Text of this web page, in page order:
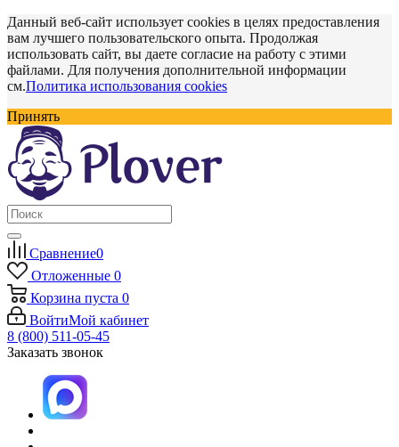
Данный веб-сайт использует cookies в целях предоставления
вам лучшего пользовательского опыта. Продолжая
использовать сайт, вы даете согласие на работу с этими
файлами. Для получения дополнительной информации
см.Политика использования cookies
Принять
Сравнение0
Отложенные 0
Корзина пуста 0
ВойтиМой кабинет
8 (800) 511-05-45
Заказать звонок